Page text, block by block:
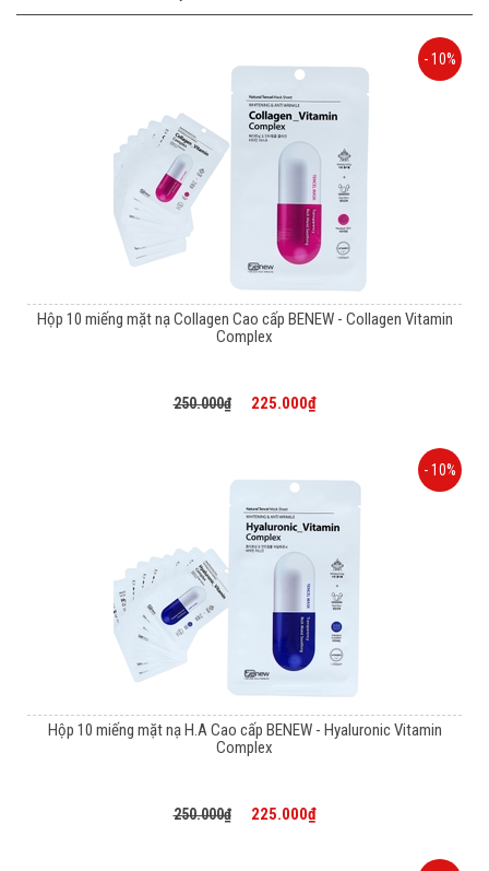
- 10%
Hộp 10 miếng mặt nạ Collagen Cao cấp BENEW - Collagen Vitamin
Complex
250.000₫ 225.000₫
- 10%
Hộp 10 miếng mặt nạ H.A Cao cấp BENEW - Hyaluronic Vitamin
Complex
250.000₫ 225.000₫